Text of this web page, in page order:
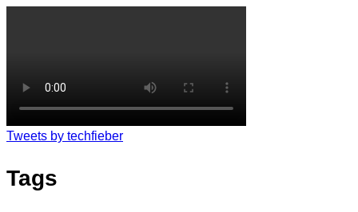
Tweets by techfieber
Tags